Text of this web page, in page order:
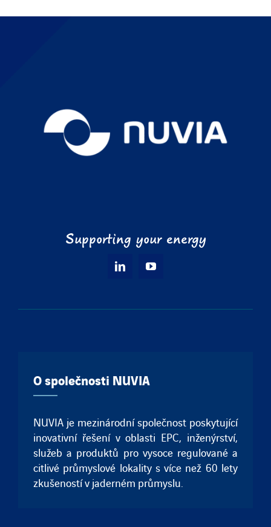
Supporting your energy
O společnosti NUVIA
NUVIA je mezinárodní společnost poskytující
inovativní řešení v oblasti EPC, inženýrství,
služeb a produktů pro vysoce regulované a
citlivé průmyslové lokality s více než 60 lety
zkušeností v jaderném průmyslu.